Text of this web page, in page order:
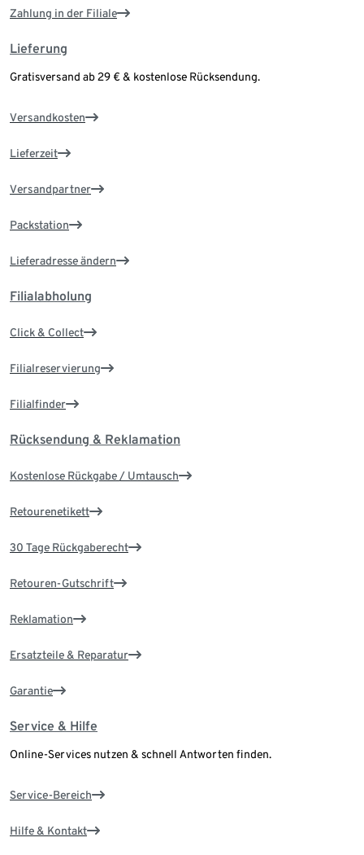
Zahlung in der Filiale
Lieferung
Gratisversand ab 29 € & kostenlose Rücksendung.
Versandkosten
Lieferzeit
Versandpartner
Packstation
Lieferadresse ändern
Filialabholung
Click & Collect
Filialreservierung
Filialfinder
Rücksendung & Reklamation
Kostenlose Rückgabe / Umtausch
Retourenetikett
30 Tage Rückgaberecht
Retouren-Gutschrift
Reklamation
Ersatzteile & Reparatur
Garantie
Service & Hilfe
Online-Services nutzen & schnell Antworten finden.
Service-Bereich
Hilfe & Kontakt